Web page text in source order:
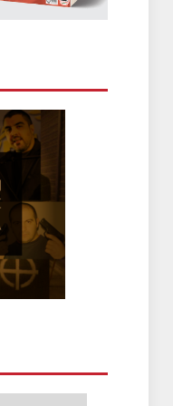
Εστίας
και
κανένα